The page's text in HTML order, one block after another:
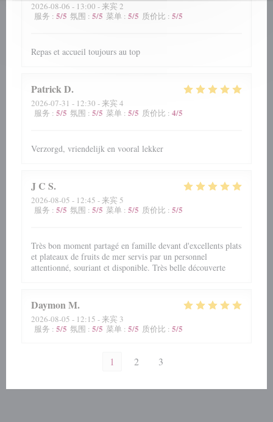
2026-08-06 - 13:00 - 来宾 2
服务 : 5/5 氛围 : 5/5 菜单 : 5/5 质价比 : 5/5
Repas et accueil toujours au top
PatrickD
2026-07-31 - 12:30 - 来宾 4
服务 : 5/5 氛围 : 5/5 菜单 : 5/5 质价比 : 4/5
Verzorgd, vriendelijk en vooral lekker
J C S
2026-08-05 - 12:45 - 来宾 5
服务 : 5/5 氛围 : 5/5 菜单 : 5/5 质价比 : 5/5
Très bon moment partagé en famille devant d'excellents plats
et plateaux de fruits de mer servis par un personnel
attentionné, souriant et disponible. Très belle découverte
DaymonM
2026-08-05 - 12:15 - 来宾 3
服务 : 5/5 氛围 : 5/5 菜单 : 5/5 质价比 : 5/5
1 2 3